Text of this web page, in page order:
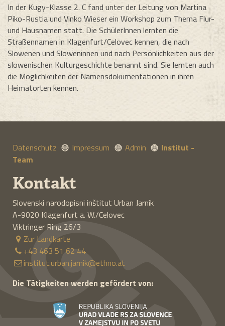
In der Kugy-Klasse 2. C fand unter der Leitung von Martina
Piko-Rustia und Vinko Wieser ein Workshop zum Thema Flur-
und Hausnamen statt. Die SchülerInnen lernten die
Straßennamen in Klagenfurt/Celovec kennen, die nach
Slowenen und Sloweninnen und nach Persönlichkeiten aus der
slowenischen Kulturgeschichte benannt sind. Sie lernten auch
die Möglichkeiten der Namensdokumentationen in ihren
Heimatorten kennen.
Datenschutz Impressum Admin
Institut -
Team
Kontakt
Slovenski narodopisni inštitut Urban Jarnik
A-9020 Klagenfurt a. W./Celovec
Viktringer Ring 26/3
Zur Landkarte
+43 463 51 62 44
institut.urban.jarnik@ethno.at
Die Tätigkeiten werden gefördert von: